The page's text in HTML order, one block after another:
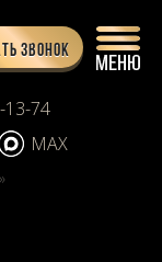
звонок
13-74
MAX
»